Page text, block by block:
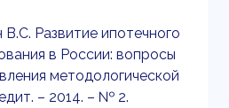
В.С. Развитие ипотечного
в России: вопросы
методологической
– 2014. – № 2.